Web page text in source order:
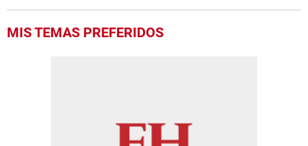
MIS TEMAS PREFERIDOS